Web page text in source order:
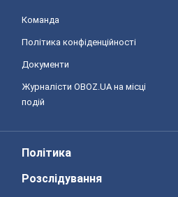
Команда
Політика конфіденційності
Документи
Журналісти OBOZ.UA на місці
подій
Політика
Розслідування